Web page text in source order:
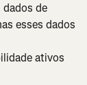
dados de
esses dados
ativos